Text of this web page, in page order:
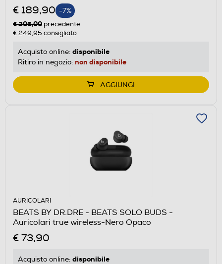
€ 189,90 -7%
€ 206,00 precedente
€ 249,95 consigliato
Acquisto online: disponibile
Ritiro in negozio: non disponibile
AGGIUNGI
AURICOLARI
BEATS BY DR.DRE - BEATS SOLO BUDS -
Auricolari true wireless-Nero Opaco
€ 73,90
Acquisto online: disponibile